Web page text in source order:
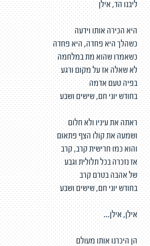
ליבנו הד, אילן
היא הכירה אותו וידעה
כשהלך היא פחדה, היא פחדה
כשאמרו שהוא מת במלחמה
לא שאלה אז על מקום ורגע
בפיה טעם אדמה
בחודש יוני חם, שישים ושבע
ראתה את עיניו ולא חלום
ושמעה את קולו הצף פתאום
והוא כמו חרישית קרב, קרב
אז נזכרה בכל תלולית וגבע
של אהבה בטרם קרב
בחודש יוני חם, שישים ושבע
אילן, אילן...
הן היכרנו אותו מעולם